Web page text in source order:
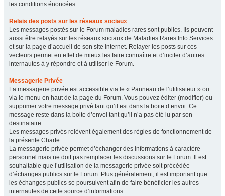
les conditions énoncées.
Relais des posts sur les réseaux sociaux
Les messages postés sur le Forum maladies rares sont publics. Ils peuvent
aussi être relayés sur les réseaux sociaux de Maladies Rares Info Services
et sur la page d’accueil de son site internet. Relayer les posts sur ces
vecteurs permet en effet de mieux les faire connaître et d’inciter d’autres
internautes à y répondre et à utiliser le Forum.
Messagerie Privée
La messagerie privée est accessible via le « Panneau de l’utilisateur » ou
via le menu en haut de la page du Forum. Vous pouvez éditer (modifier) ou
supprimer votre message privé tant qu’il est dans la boite d’envoi. Ce
message reste dans la boite d’envoi tant qu’il n’a pas été lu par son
destinataire.
Les messages privés relèvent également des règles de fonctionnement de
la présente Charte.
La messagerie privée permet d’échanger des informations à caractère
personnel mais ne doit pas remplacer les discussions sur le Forum. Il est
souhaitable que l’utilisation de la messagerie privée soit précédée
d’échanges publics sur le Forum. Plus généralement, il est important que
les échanges publics se poursuivent afin de faire bénéficier les autres
internautes de cette source d’informations.